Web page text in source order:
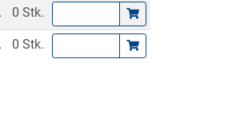
0 Stk.
0 Stk.